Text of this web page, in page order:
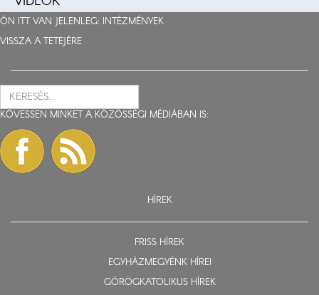
ÖN ITT VAN JELENLEG: INTÉZMÉNYEK
VISSZA A TETEJÉRE
KÖVESSEN MINKET A KÖZÖSSÉGI MÉDIÁBAN IS:
HÍREK
FRISS HÍREK
EGYHÁZMEGYÉNK HÍREI
GÖRÖGKATOLIKUS HÍREK